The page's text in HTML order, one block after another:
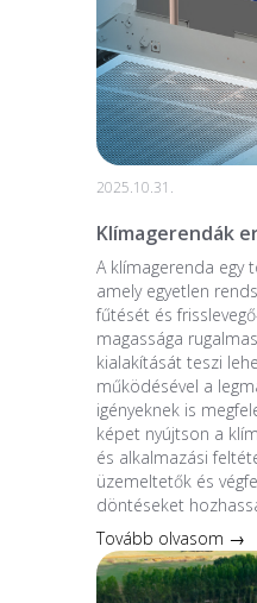
2025.10.31.
Klímagerendák
A klímagerenda egy
amely egyetlen
fűtését és
magassága
kialakítását teszi
működésével a
igényeknek is
képet nyújtson a
és alkalmazási
üzemeltetők és
döntéseket
Tovább olvasom →